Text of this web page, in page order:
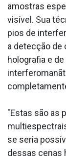
amostras
visível. Sua
pios de
a detecção de
holografia e
"Estas são as
se seria
dessas cenas